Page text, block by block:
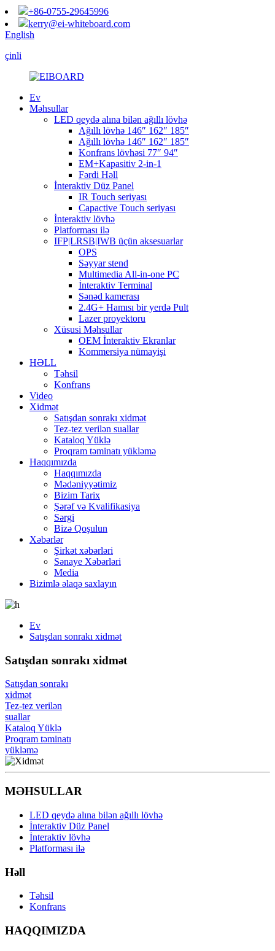
+86-0755-29645996
kerry@ei-whiteboard.com
English
çinli
Ev
Məhsullar
LED qeydə alına bilən ağıllı lövhə
Ağıllı lövhə 146″ 162″ 185″
Ağıllı lövhə 146″ 162″ 185″
Konfrans lövhəsi 77″ 94″
EM+Kapasitiv 2-in-1
Fərdi Həll
İnteraktiv Düz Panel
IR Touch seriyası
Capactive Touch seriyası
İnteraktiv lövhə
Platforması ilə
IFP|LRSB|IWB üçün aksesuarlar
OPS
Səyyar stend
Multimedia All-in-one PC
İnteraktiv Terminal
Sənəd kamerası
2.4G+ Hamısı bir yerdə Pult
Lazer proyektoru
Xüsusi Məhsullar
OEM İnteraktiv Ekranlar
Kommersiya nümayişi
HƏLL
Təhsil
Konfrans
Video
Xidmət
Satışdan sonrakı xidmət
Tez-tez verilən suallar
Kataloq Yüklə
Proqram təminatı yükləmə
Haqqımızda
Haqqımızda
Mədəniyyətimiz
Bizim Tarix
Şərəf və Kvalifikasiya
Sərgi
Bizə Qoşulun
Xəbərlər
Şirkət xəbərləri
Sənaye Xəbərləri
Media
Bizimlə əlaqə saxlayın
Ev
Satışdan sonrakı xidmət
Satışdan sonrakı xidmət
Satışdan sonrakı
xidmət
Tez-tez verilən
suallar
Kataloq Yüklə
Proqram təminatı
yükləmə
MƏHSULLAR
LED qeydə alına bilən ağıllı lövhə
İnteraktiv Düz Panel
İnteraktiv lövhə
Platforması ilə
Həll
Təhsil
Konfrans
HAQQIMIZDA